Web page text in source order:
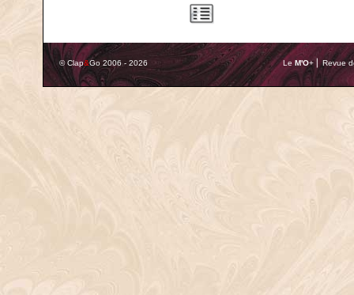
© Clap&Go 2006 - 2026 Le M'O+ ⎢ Revue